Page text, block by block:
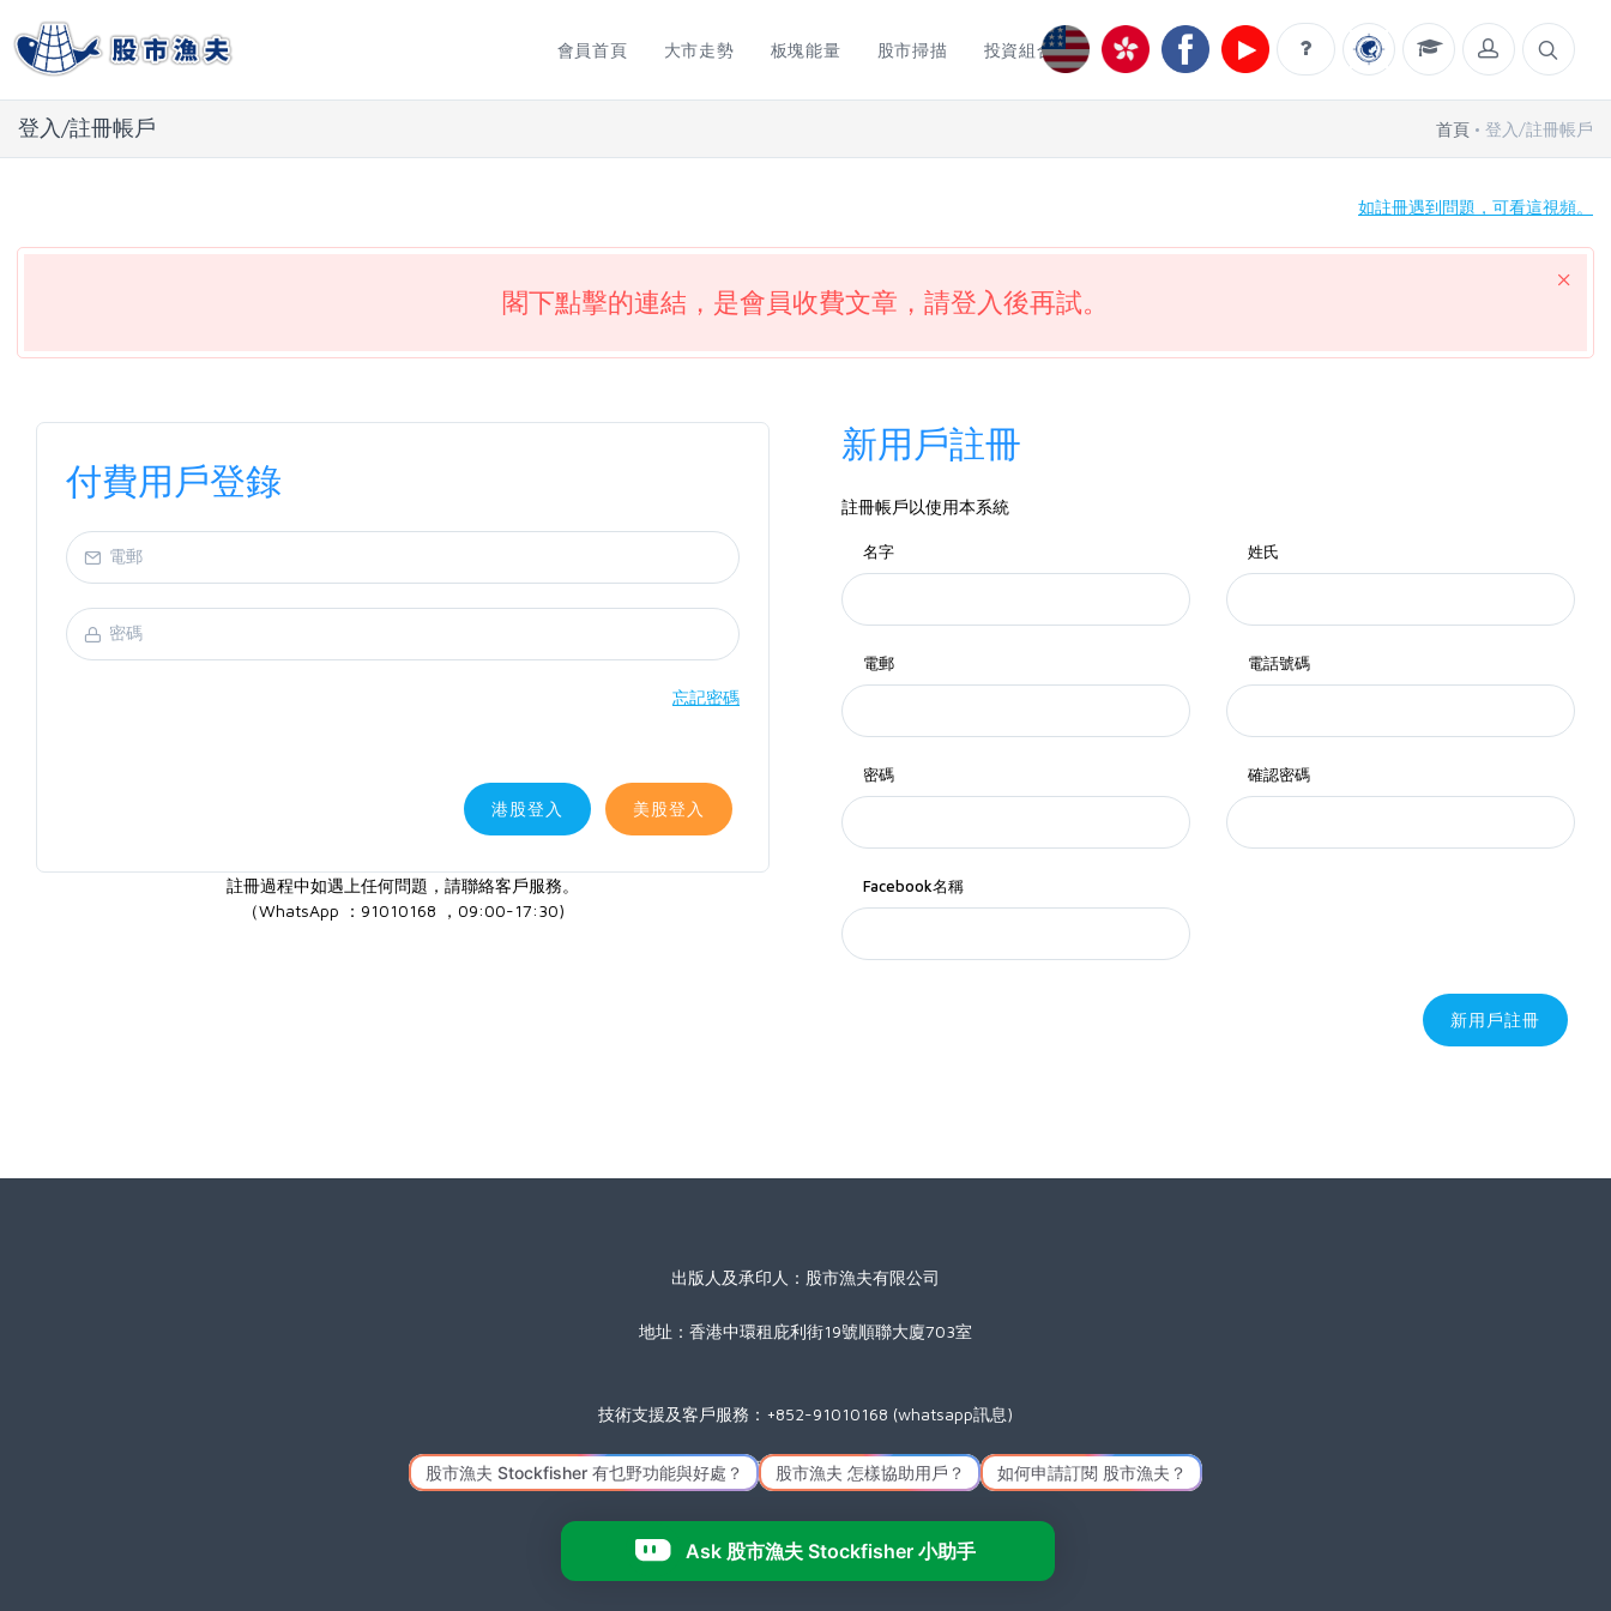
會員首頁 大市走勢 板塊能量 股市掃描 投資組合
登入/註冊帳戶 首頁 登入/註冊帳戶
如註冊遇到問題，可看這視頻。
閣下點擊的連結，是會員收費文章，請登入後再試。
付費用戶登錄
忘記密碼
港股登入 美股登入
註冊過程中如遇上任何問題，請聯絡客戶服務。
（WhatsApp ：91010168 ，09:00-17:30)
新用戶註冊
註冊帳戶以使用本系統
名字 姓氏
電郵 電話號碼
密碼 確認密碼
Facebook名稱
新用戶註冊
出版人及承印人：股市漁夫有限公司
地址：香港中環租庇利街19號順聯大廈703室
技術支援及客戶服務：+852-91010168 (whatsapp訊息)
星期一至五(公眾假期除外) 09:00 至 17:30
Icon made byFreepikfromwww.flaticon.com